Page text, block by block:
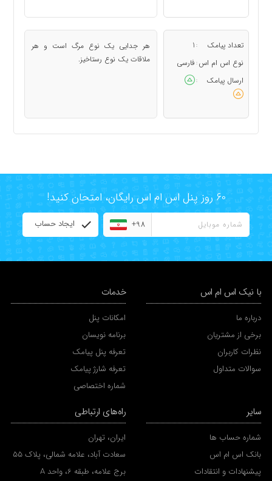
تعداد پیامک :
1
نوع اس ام اس : فارسی
ارسال پیامک
:
هر جدایی یک نوع مرگ است و هر
ملاقات یک نوع رستاخیز.
60 روز پنل اس ام اس رایگان، امتحان کنید!
+98 ایجاد حساب
با نیک اس ام اس
درباره ما
برخی از مشتریان
نظرات کاربران
سوالات متداول
خدمات
امکانات پنل
برنامه نویسان
تعرفه پنل پیامک
تعرفه شارژ پیامک
شماره اختصاصی
سایر
شماره حساب ها
بانک اس ام اس
پیشنهادات و انتقادات
راه‌های ارتباطی
ایران، تهران
سعادت آباد، علامه شمالی، پلاک 55
برج علامه، طبقه 6، واحد A